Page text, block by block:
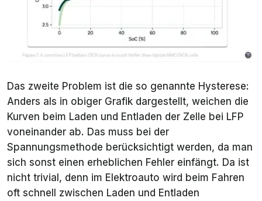
Das zweite Problem ist die so genannte Hysterese:
Anders als in obiger Grafik dargestellt, weichen die
Kurven beim Laden und Entladen der Zelle bei LFP
voneinander ab. Das muss bei der
Spannungsmethode berücksichtigt werden, da man
sich sonst einen erheblichen Fehler einfängt. Da ist
nicht trivial, denn im Elektroauto wird beim Fahren
oft schnell zwischen Laden und Entladen